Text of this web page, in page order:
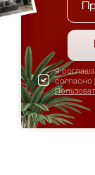
Я
согласно